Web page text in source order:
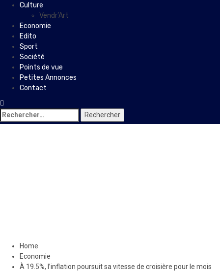
Culture
Vendr’Art
Economie
Edito
Sport
Société
Points de vue
Petites Annonces
Contact
Rechercher :
Home
Economie
À 19.5%, l’inflation poursuit sa vitesse de croisière pour le mois